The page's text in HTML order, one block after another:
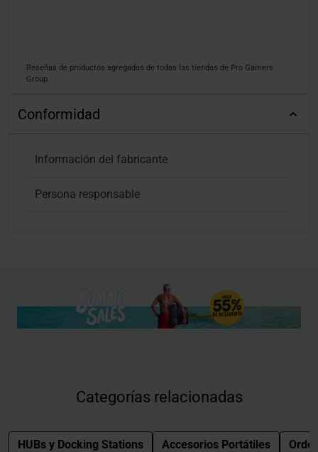
Reseñas de productos agregadas de todas las tiendas de Pro Gamers
Group.
Conformidad
Información del fabricante
Persona responsable
Categorías relacionadas
HUBs y Docking Stations Accesorios Portátiles